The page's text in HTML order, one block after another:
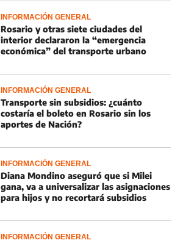
INFORMACIÓN GENERAL
Rosario y otras siete ciudades del
interior declararon la “emergencia
económica” del transporte urbano
INFORMACIÓN GENERAL
Transporte sin subsidios: ¿cuánto
costaría el boleto en Rosario sin los
aportes de Nación?
INFORMACIÓN GENERAL
Diana Mondino aseguró que si Milei
gana, va a universalizar las asignaciones
para hijos y no recortará subsidios
INFORMACIÓN GENERAL